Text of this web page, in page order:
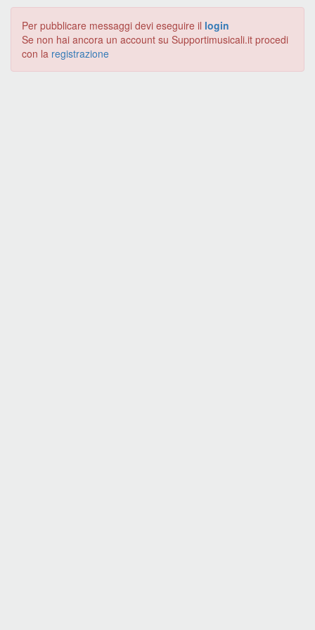
Per pubblicare messaggi devi eseguire il login
Se non hai ancora un account su Supportimusicali.it procedi
con la registrazione